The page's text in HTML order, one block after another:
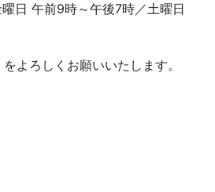
日 午前9時～午後7時／土曜日
よろしくお願いいたします。